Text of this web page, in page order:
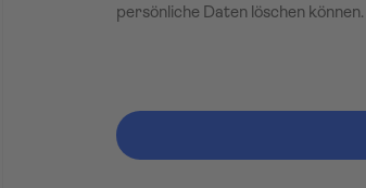
persönliche Daten löschen können.